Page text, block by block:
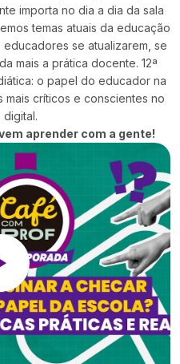
importa no dia a dia da sala
temas atuais da educação
se atualizarem, se
mais a prática docente. 12ª
o papel do educador na
mais críticos e conscientes no
digital.
aprender com a gente!